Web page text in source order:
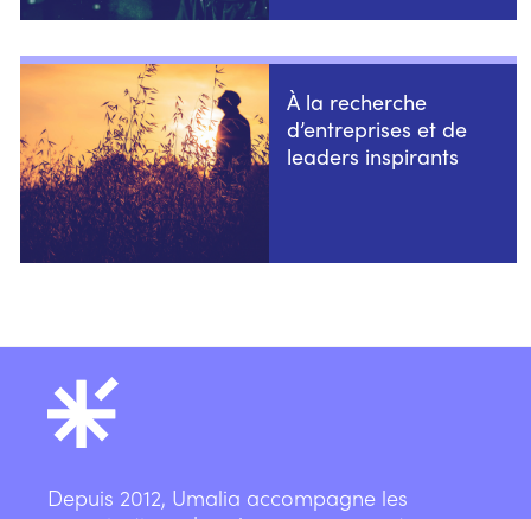
À la recherche
d’entreprises et de
leaders inspirants
Depuis 2012, Umalia accompagne les